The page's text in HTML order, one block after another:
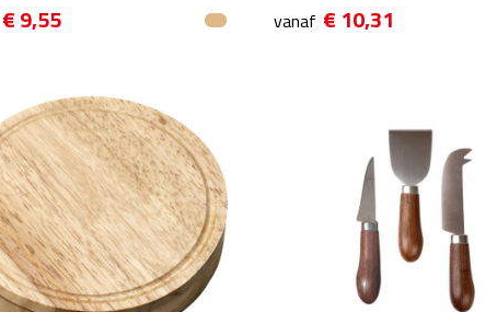
€ 9,55 vanaf € 10,31